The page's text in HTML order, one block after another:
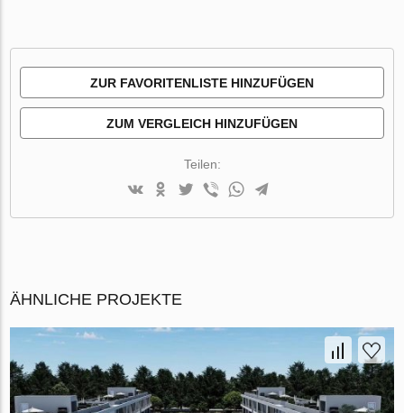
ZUR FAVORITENLISTE HINZUFÜGEN
ZUM VERGLEICH HINZUFÜGEN
Teilen:
ÄHNLICHE PROJEKTE